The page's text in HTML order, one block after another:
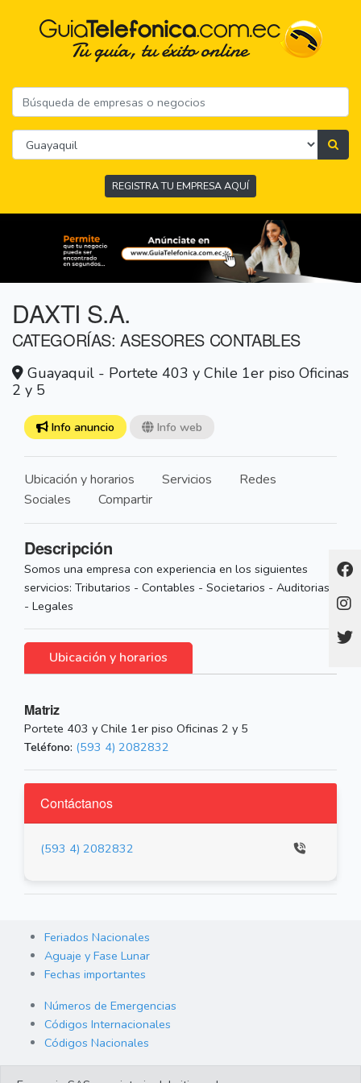
REGISTRA TU EMPRESA AQUÍ
DAXTI S.A.
CATEGORÍAS: ASESORES CONTABLES
Guayaquil - Portete 403 y Chile 1er piso Oficinas
2 y 5
Info anuncio Info web
Ubicación y horarios Servicios
Redes
Sociales
Compartir
Descripción
Somos una empresa con experiencia en los siguientes
servicios: Tributarios - Contables - Societarios - Auditorias
- Legales
Ubicación y horarios
Matriz
Portete 403 y Chile 1er piso Oficinas 2 y 5
Teléfono: (593 4) 2082832
Contáctanos
(593 4) 2082832
Feriados Nacionales
Aguaje y Fase Lunar
Fechas importantes
Números de Emergencias
Códigos Internacionales
Códigos Nacionales